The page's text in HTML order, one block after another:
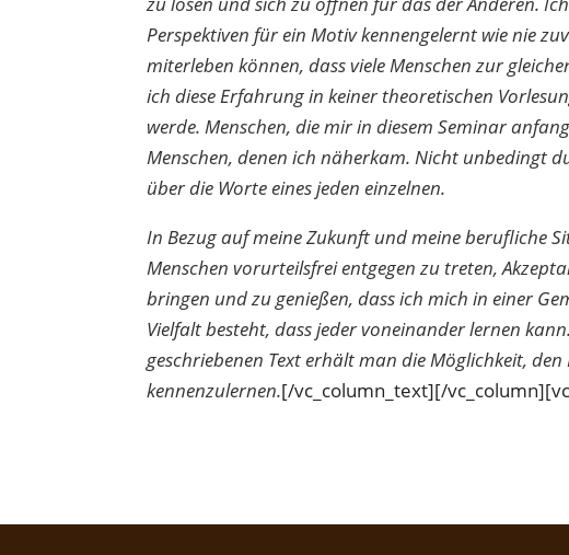
Perspektiven für ein Motiv kennengelernt wie nie
miterleben können, dass viele Menschen zur
ich diese Erfahrung in keiner theoretischen
werde. Menschen, die mir in diesem Seminar
Menschen, denen ich näherkam. Nicht unbedingt
über die Worte eines jeden einzelnen.
In Bezug auf meine Zukunft und meine berufliche
Menschen vorurteilsfrei entgegen zu treten,
bringen und zu genießen, dass ich mich in einer
Vielfalt besteht, dass jeder voneinander lernen
geschriebenen Text erhält man die Möglichkeit,
kennenzulernen.[/vc_column_text][/